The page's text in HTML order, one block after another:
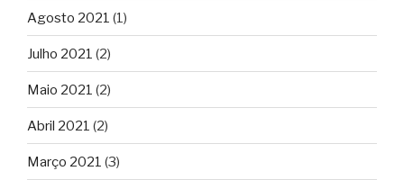
Agosto 2021 (1)
Julho 2021 (2)
Maio 2021 (2)
Abril 2021 (2)
Março 2021 (3)